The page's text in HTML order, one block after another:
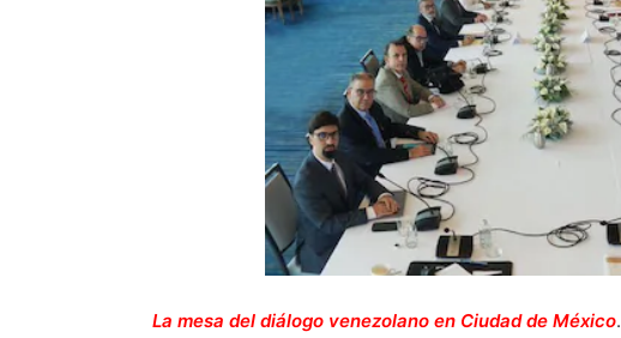
La mesa del diálogo venezolano en Ciudad de México.